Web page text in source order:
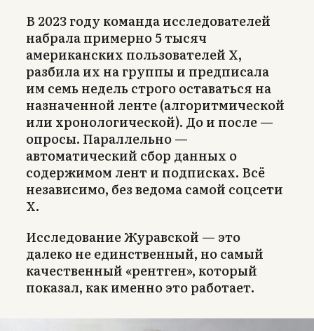
В 2023 году команда исследователей
набрала примерно 5 тысяч
американских пользователей X,
разбила их на группы и предписала
им семь недель строго оставаться на
назначенной ленте (алгоритмической
или хронологической). До и после —
опросы. Параллельно —
автоматический сбор данных о
содержимом лент и подписках. Всё
независимо, без ведома самой соцсети
X.
Исследование Журавской — это
далеко не единственный, но самый
качественный «рентген», который
показал, как именно это работает.